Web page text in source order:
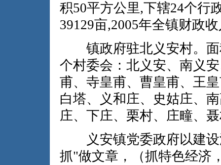
积50平方公里,下辖24个行
39129亩,2005年全镇财政
镇政府驻北义安村。面
个村委会：北义安、南义
甫、寺皇甫、曹皇甫、王
白塔、义和庄、史姑庄、
庄、下庄、栗村、庄疃、
义安镇党委政府以建设
抓"做文章，（抓特色经济